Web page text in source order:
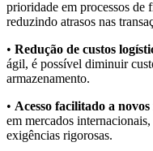
prioridade em processos de
reduzindo atrasos nas
• Redução de custos
ágil, é possível diminuir
armazenamento.
• Acesso facilitado a
em mercados
exigências rigorosas.